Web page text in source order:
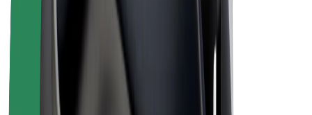
Kuryer qazancı
Bolt Food təchizatçıları